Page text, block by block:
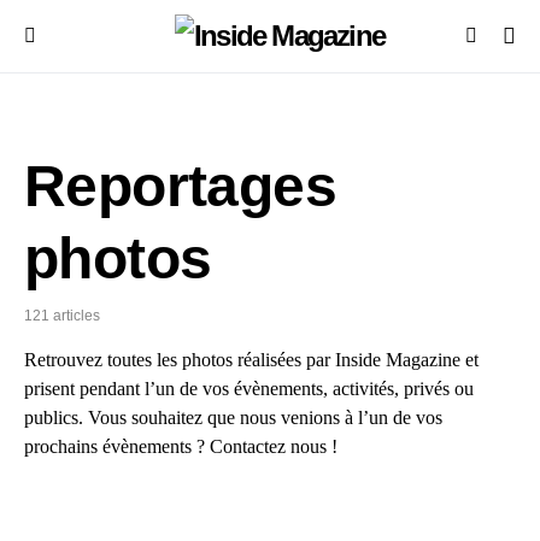
Reportages
photos
121 articles
Retrouvez toutes les photos réalisées par Inside Magazine et
prisent pendant l’un de vos évènements, activités, privés ou
publics. Vous souhaitez que nous venions à l’un de vos
prochains évènements ? Contactez nous !